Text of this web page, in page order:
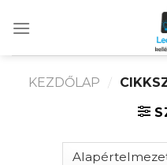
KEZDŐLAP /